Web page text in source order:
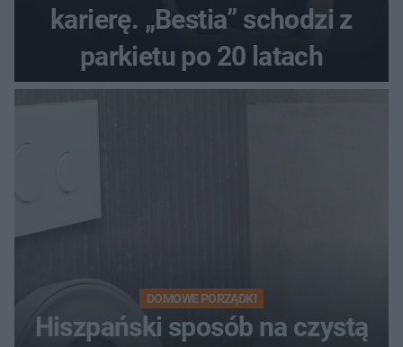
karierę. „Bestia” schodzi z
parkietu po 20 latach
DOMOWE PORZĄDKI
Hiszpański sposób na czystą